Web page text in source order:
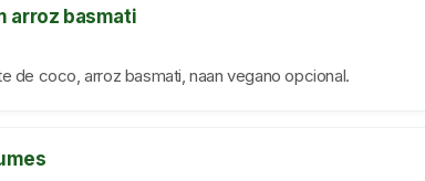
arroz basmati
de coco, arroz basmati, naan vegano opcional.